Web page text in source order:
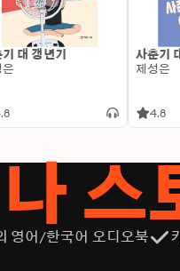
대 갱년기
사춘기
제성은
4.8
스
영어/한국어 오디오북